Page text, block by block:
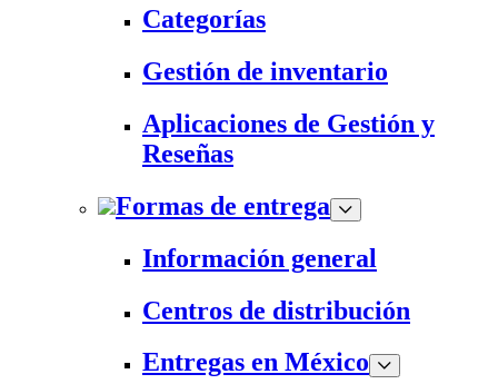
Categorías
Gestión de inventario
Aplicaciones de Gestión y
Reseñas
Formas de entrega
Información general
Centros de distribución
Entregas en México